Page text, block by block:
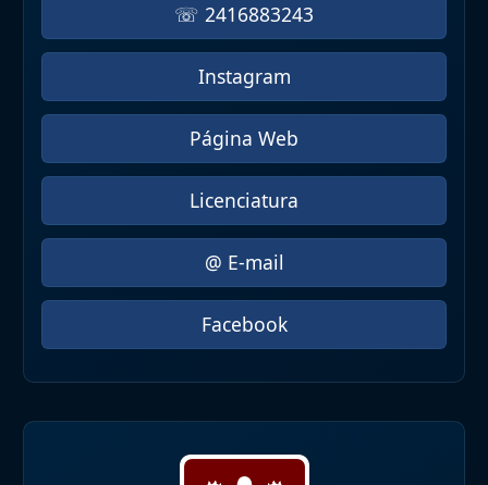
☏ 2416883243
Instagram
Página Web
Licenciatura
@ E-mail
Facebook